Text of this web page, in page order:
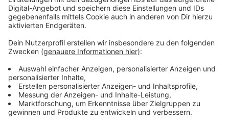
sei jetzt schon klar, dass die Schüler durch die Corona-
Krise jetzt sehr unterschiedliche Wissensstände
hätten.
Anzeige
Eltern fordern Aufhol-Angebote in den Ferien
Anzeige